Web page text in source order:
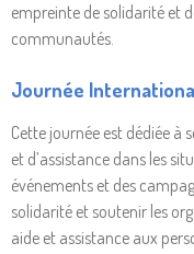
empreinte de solidarité et
communautés.
Journée
Cette journée est dédiée à
et d’assistance dans les
événements et des
solidarité et soutenir les
aide et assistance aux